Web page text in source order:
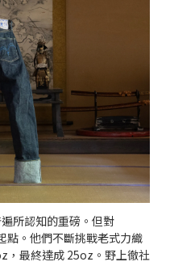
所認知的重磅。但對
。他們不斷挑戰老式力織
，最終達成 25oz。野上徹社